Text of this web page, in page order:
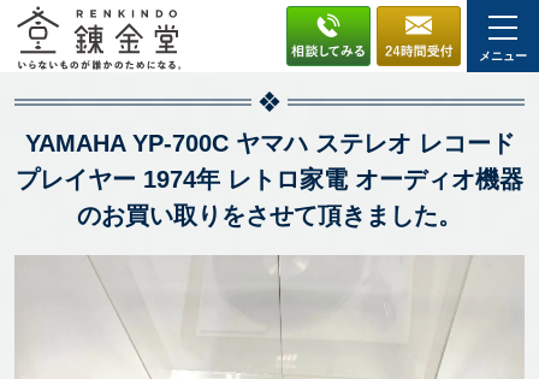
メニュー
YAMAHA YP-700C ヤマハ ステレオ レコード
プレイヤー 1974年 レトロ家電 オーディオ機器
のお買い取りをさせて頂きました。